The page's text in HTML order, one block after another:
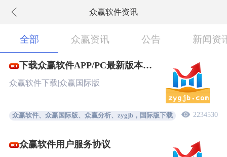
众赢软件资讯
全部 众赢资讯 公告 新闻资
下载众赢软件APP/PC最新版本
New!
众赢软件下载|众赢国际版
众赢软件、众赢国际版、众赢分析、zygjb，国际版下载 2234530
众赢软件用户服务协议